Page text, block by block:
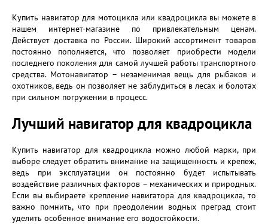
Купить навигатор для мотоцикла или квадроцикла вы можете в
нашем интернет-магазине по привлекательным ценам.
Действует доставка по России. Широкий ассортимент товаров
постоянно пополняется, что позволяет приобрести модели
последнего поколения для самой лучшей работы транспортного
средства. Мотонавигатор – незаменимая вещь для рыбаков и
охотников, ведь он позволяет не заблудиться в лесах и болотах
при сильном погружении в процесс.
Лучший навигатор для квадроцикла
Купить навигатор для квадроцикла можно любой марки, при
выборе следует обратить внимание на защищенность и крепеж,
ведь при эксплуатации он постоянно будет испытывать
воздействие различных факторов – механических и природных.
Если вы выбираете крепление навигатора для квадроцикла, то
важно помнить, что при преодолении водных преград стоит
уделить особенное внимание его водостойкости.